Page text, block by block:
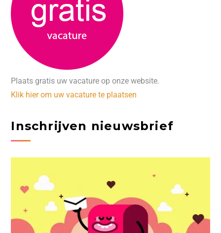
Plaats gratis uw vacature op onze website.
Klik hier om uw vacature te plaatsen
Inschrijven nieuwsbrief